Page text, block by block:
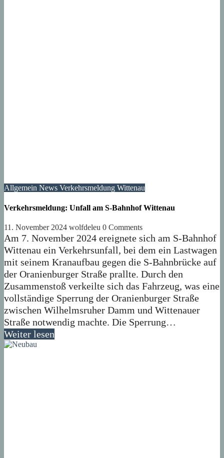
Allgemein News Verkehrsmeldung Wittenau
Verkehrsmeldung: Unfall am S-Bahnhof Wittenau
11. November 2024 wolfdeleu 0 Comments
Am 7. November 2024 ereignete sich am S-Bahnhof
Wittenau ein Verkehrsunfall, bei dem ein Lastwagen
mit seinem Kranaufbau gegen die S-Bahnbrücke auf
der Oranienburger Straße prallte. Durch den
Zusammenstoß verkeilte sich das Fahrzeug, was eine
vollständige Sperrung der Oranienburger Straße
zwischen Wilhelmsruher Damm und Wittenauer
Straße notwendig machte. Die Sperrung…
Weiter lesen